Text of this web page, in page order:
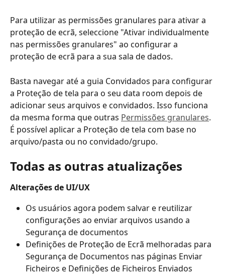
Para utilizar as permissões granulares para ativar a
proteção de ecrã, seleccione "Ativar individualmente
nas permissões granulares" ao configurar a
proteção de ecrã para a sua sala de dados.
Basta navegar até a guia Convidados para configurar
a Proteção de tela para o seu data room depois de
adicionar seus arquivos e convidados. Isso funciona
da mesma forma que outras Permissões granulares.
É possível aplicar a Proteção de tela com base no
arquivo/pasta ou no convidado/grupo.
Todas as outras atualizações
Alterações de UI/UX
Os usuários agora podem salvar e reutilizar
configurações ao enviar arquivos usando a
Segurança de documentos
Definições de Proteção de Ecrã melhoradas para
Segurança de Documentos nas páginas Enviar
Ficheiros e Definições de Ficheiros Enviados